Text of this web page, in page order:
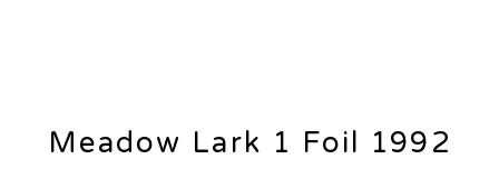
Meadow Lark 1 Foil 1992